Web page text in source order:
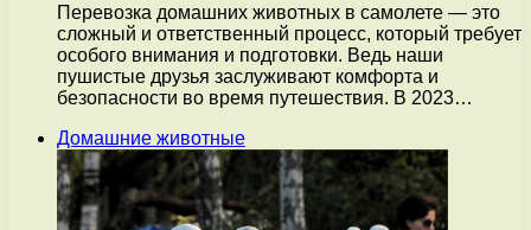
Перевозка домашних животных в самолете — это
сложный и ответственный процесс, который требует
особого внимания и подготовки. Ведь наши
пушистые друзья заслуживают комфорта и
безопасности во время путешествия. В 2023…
Домашние животные